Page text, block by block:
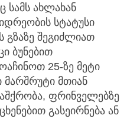
სამს ახლახან
სტატუსი
გზაზე შეგიძლიათ
ბუნებით
25-ზე მეტი
მთიან
ფრინველებზე
გასეირნება ან